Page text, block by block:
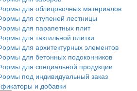
для облицовочных материалов
для ступеней лестницы
для парапетных плит
для тактильной плитки
для архитектурных элементов
для бетонных подоконников
для специальной продукции
под индивидуальный заказ
и добавки